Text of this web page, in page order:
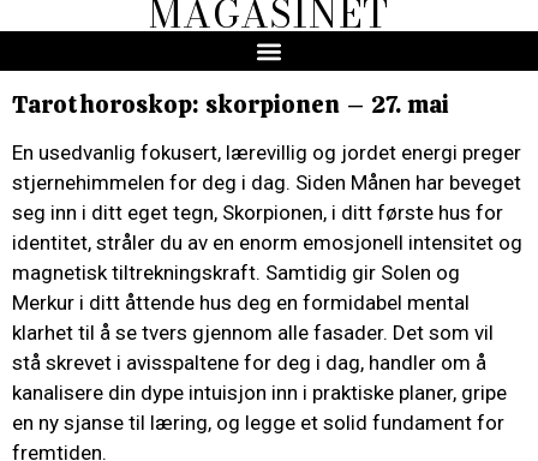
MAGASINET
Tarothoroskop: skorpionen – 27. mai
En usedvanlig fokusert, lærevillig og jordet energi preger
stjernehimmelen for deg i dag. Siden Månen har beveget
seg inn i ditt eget tegn, Skorpionen, i ditt første hus for
identitet, stråler du av en enorm emosjonell intensitet og
magnetisk tiltrekningskraft. Samtidig gir Solen og
Merkur i ditt åttende hus deg en formidabel mental
klarhet til å se tvers gjennom alle fasader. Det som vil
stå skrevet i avisspaltene for deg i dag, handler om å
kanalisere din dype intuisjon inn i praktiske planer, gripe
en ny sjanse til læring, og legge et solid fundament for
fremtiden.